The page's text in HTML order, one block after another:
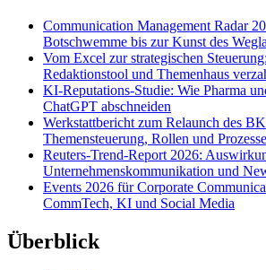
Communication Management Radar
Botschwemme bis zur Kunst des
Vom Excel zur strategischen
Redaktionstool und Themenhaus
KI-Reputations-Studie: Wie Pharma
ChatGPT abschneiden
Werkstattbericht zum Relaunch des
Themensteuerung, Rollen und Prozesse
Reuters-Trend-Report 2026:
Unternehmenskommunikation und
Events 2026 für Corporate
CommTech, KI und Social Media
Überblick